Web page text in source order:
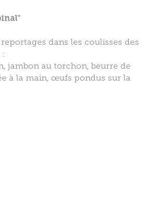
dans les coulisses des
:
jambon au torchon, beurre de
à la main, œufs pondus sur la